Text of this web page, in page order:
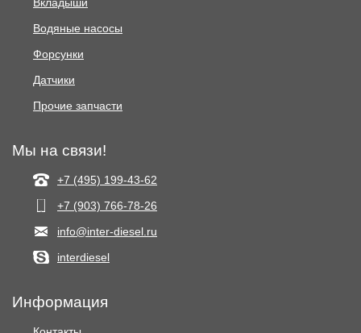
Водяные насосы
Форсунки
Датчики
Прочие запчасти
Мы на связи!
+7 (495) 199-43-62
+7 (903) 766‑78-26
info@inter-diesel.ru
interdiesel
Информация